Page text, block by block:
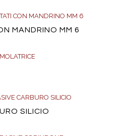
MANDRINO MM 6
SILICIO